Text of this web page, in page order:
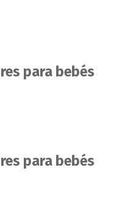
para bebés
para bebés